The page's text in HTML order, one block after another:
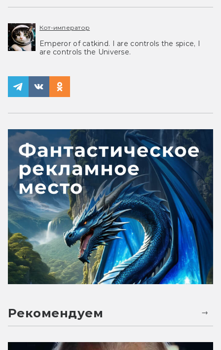
Кот-император
Emperor of catkind. I are controls the spice, I
are controls the Universe.
Рекомендуем